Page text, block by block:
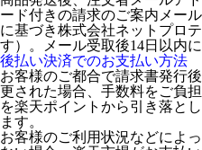
ード付きの請求のご案内メー
に基づき株式会社ネットプロ
す）。メール受取後14日以内
後払い決済でのお支払い方法
お客様のご都合で請求書発行
更された場合、手数料をご負
を楽天ポイントから引き落と
ます。
お客様のご利用状況などによ